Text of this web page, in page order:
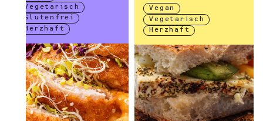
Vegetarisch
Glutenfrei
Herzhaft
Vegan
Vegetarisch
Herzhaft